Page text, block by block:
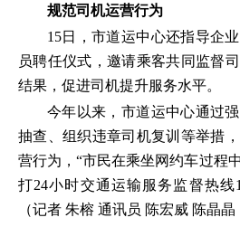
规范司机运营行为
15日，市道运中心还指导企
员聘任仪式，邀请乘客共同监督
结果，促进司机提升服务水平。
今年以来，市道运中心通过
抽查、组织违章司机复训等举措
营行为，“市民在乘坐网约车过程
打24小时交通运输服务监督热线
（记者 朱榕 通讯员 陈宏威 陈晶晶